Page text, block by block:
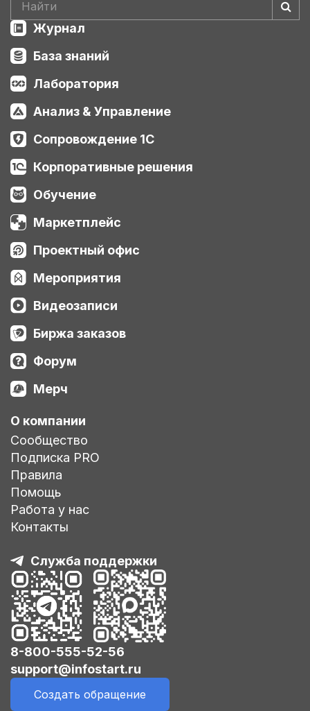
Журнал
База знаний
Лаборатория
Анализ & Управление
Сопровождение 1С
Корпоративные решения
Обучение
Маркетплейс
Проектный офис
Мероприятия
Видеозаписи
Биржа заказов
Форум
Мерч
О компании
Сообщество
Подписка PRO
Правила
Помощь
Работа у нас
Контакты
Служба поддержки
8-800-555-52-56
support@infostart.ru
Создать обращение